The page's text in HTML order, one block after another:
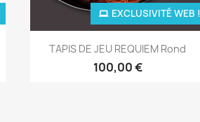
Aperçu rapide
TAPIS DE JEU REQUIEM Rond
100,00 €
EXCLUSIVITÉ WEB !